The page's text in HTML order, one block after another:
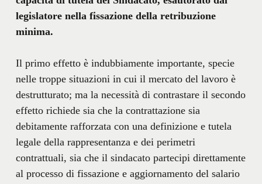
legislatore nella fissazione della retribuzione
minima.
Il primo effetto è indubbiamente importante, specie
nelle troppe situazioni in cui il mercato del lavoro è
destrutturato; ma la necessità di contrastare il secondo
effetto richiede sia che la contrattazione sia
debitamente rafforzata con una definizione e tutela
legale della rappresentanza e dei perimetri
contrattuali, sia che il sindacato partecipi direttamente
al processo di fissazione e aggiornamento del salario